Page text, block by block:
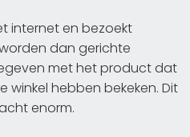
internet en bezoekt
dan gerichte
met het product dat
winkel hebben bekeken. Dit
enorm.